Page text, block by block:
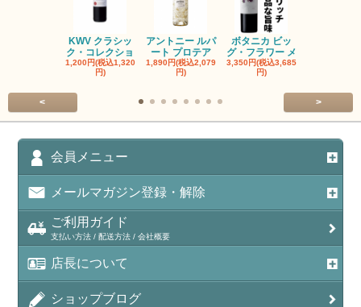
KWV クラシッ
ク・コレクショ
1,200円(税込1,320
円)
アントニー ルパ
ート プロテア
1,890円(税込2,079
円)
ボタニカ ビッ
グ・フラワー メ
3,350円(税込3,685
円)
< >
会員メニュー
メールマガジン登録・解除
ご利用ガイド
支払い方法 / 配送方法 / 会社概要
店長について
ショップブログ